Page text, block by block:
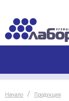
Начало
Продукция